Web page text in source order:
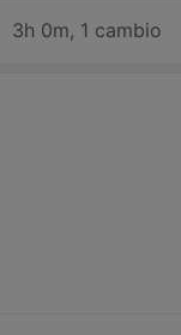
3h 0m, 1 cambio